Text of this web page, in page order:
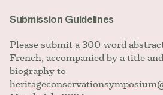
Submission Guidelines
Please submit a 300-word
French, accompanied by a title
biography to